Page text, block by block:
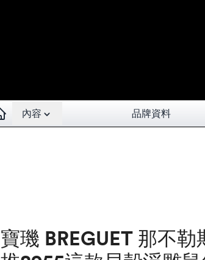
Open contents menu
內容 品牌資料
寶璣 BREGUET 那不勒